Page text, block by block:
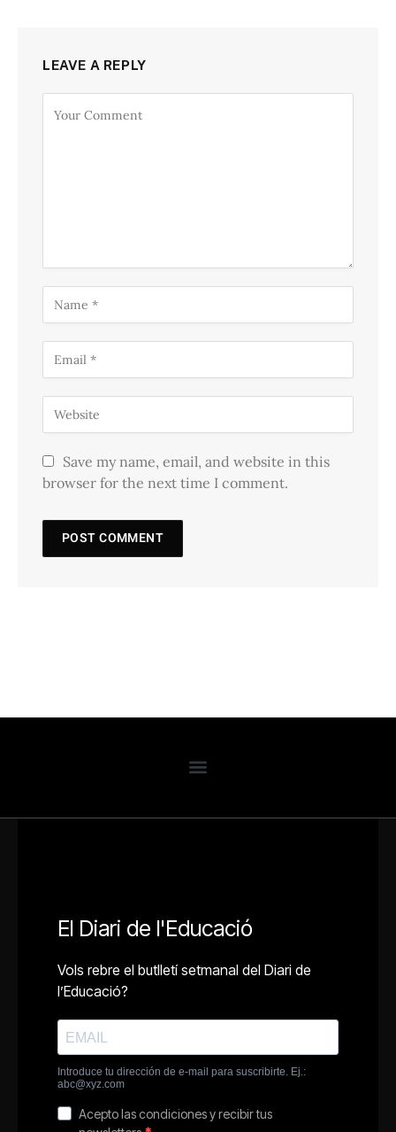
LEAVE A REPLY
Save my name, email, and website in this
browser for the next time I comment.